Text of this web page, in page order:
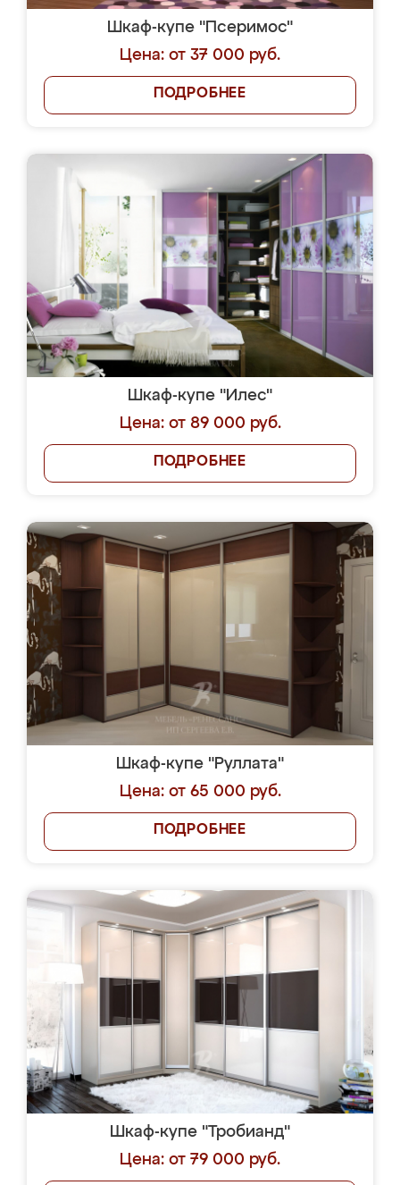
Шкаф-купе "Псеримос"
Цена: от 37 000 руб.
ПОДРОБНЕЕ
Шкаф-купе "Илес"
Цена: от 89 000 руб.
ПОДРОБНЕЕ
Шкаф-купе "Руллата"
Цена: от 65 000 руб.
ПОДРОБНЕЕ
Шкаф-купе "Тробианд"
Цена: от 79 000 руб.